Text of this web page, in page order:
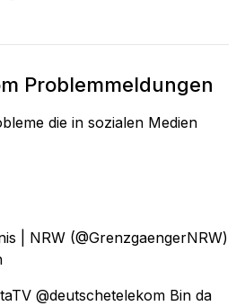
Problemmeldungen
die in sozialen Medien
| NRW (@GrenzgaengerNRW)
@deutschetelekom Bin da